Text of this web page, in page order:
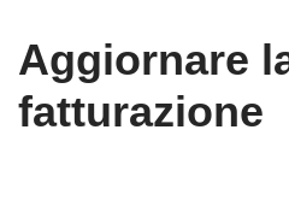
Aggiornare
fatturazione